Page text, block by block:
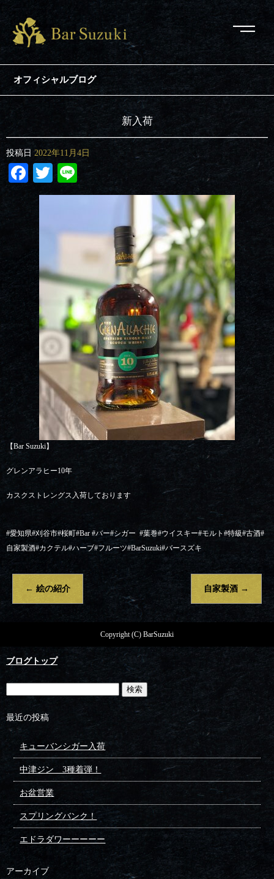
オフィシャルブログ
新入荷
投稿日 2022年11月4日
Facebook
Twitter
Line
【Bar Suzuki】
グレンアラヒー10年
カスクストレングス入荷しております
#愛知県#刈谷市#桜町#Bar #バー#シガー #葉巻#ウイスキー#モルト #特級#古酒#
自家製酒#カクテル#ハーブ#フルーツ#BarSuzuki#バースズキ
←絵の紹介 自家製酒 →
Copyright (C) BarSuzuki
ブログトップ
最近の投稿
キューバンシガー入荷
中津ジン 3種着弾！
お盆営業
スプリングバンク！
エドラダワーーーーー
アーカイブ